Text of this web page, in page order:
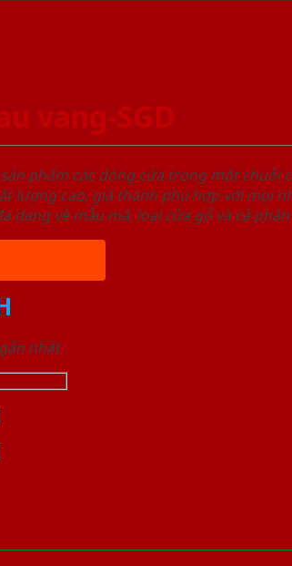
vang-SGD
phẩm các dòng cửa trong một chuỗi
cao, giá thành phù hợp với mọi
dạng về mẫu mã, loại cửa gỗ và cả
nhất